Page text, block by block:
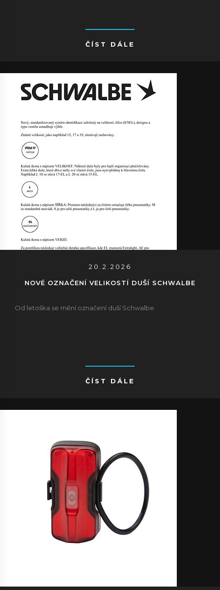
ČÍST DÁLE
20.2.2026
NOVÉ OZNAČENÍ VELIKOSTÍ DUŠÍ SCHWALBE
Od letoška se mění označení duší Schwalbe.
ČÍST DÁLE